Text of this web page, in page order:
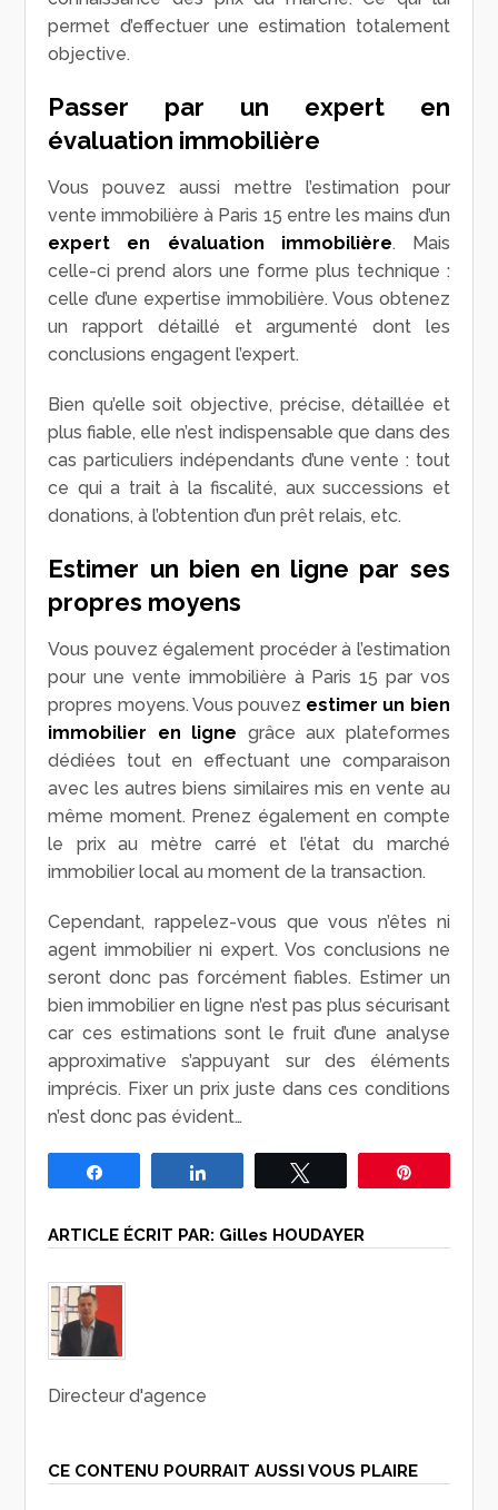
permet d’effectuer une estimation totalement
objective.
Passer par un expert en
évaluation immobilière
Vous pouvez aussi mettre l’estimation pour
vente immobilière à Paris 15 entre les mains d’un
expert en évaluation immobilière. Mais
celle-ci prend alors une forme plus technique :
celle d’une expertise immobilière. Vous obtenez
un rapport détaillé et argumenté dont les
conclusions engagent l’expert.
Bien qu’elle soit objective, précise, détaillée et
plus fiable, elle n’est indispensable que dans des
cas particuliers indépendants d’une vente : tout
ce qui a trait à la fiscalité, aux successions et
donations, à l’obtention d’un prêt relais, etc.
Estimer un bien en ligne par ses
propres moyens
Vous pouvez également procéder à l’estimation
pour une vente immobilière à Paris 15 par vos
propres moyens. Vous pouvez estimer un bien
immobilier en ligne grâce aux plateformes
dédiées tout en effectuant une comparaison
avec les autres biens similaires mis en vente au
même moment. Prenez également en compte
le prix au mètre carré et l’état du marché
immobilier local au moment de la transaction.
Cependant, rappelez-vous que vous n’êtes ni
agent immobilier ni expert. Vos conclusions ne
seront donc pas forcément fiables. Estimer un
bien immobilier en ligne n’est pas plus sécurisant
car ces estimations sont le fruit d’une analyse
approximative s’appuyant sur des éléments
imprécis. Fixer un prix juste dans ces conditions
n’est donc pas évident…
ARTICLE ÉCRIT PAR: Gilles HOUDAYER
Directeur d'agence
CE CONTENU POURRAIT AUSSI VOUS PLAIRE